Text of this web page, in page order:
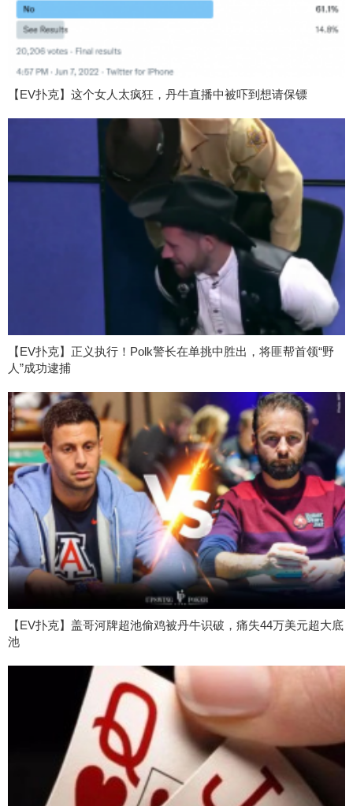
【EV扑克】这个女人太疯狂，丹牛直播中被吓到想请保镖
【EV扑克】正义执行！Polk警长在单挑中胜出，将匪帮首领“野
人”成功逮捕
【EV扑克】盖哥河牌超池偷鸡被丹牛识破，痛失44万美元超大底
池